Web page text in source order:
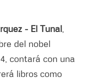
- El Tunal
del nobel
contará con una
libros como